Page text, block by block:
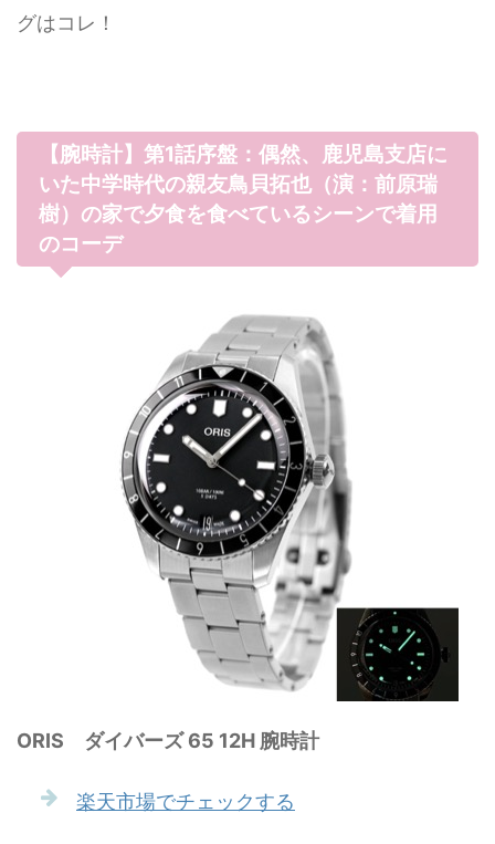
グはコレ！
【腕時計】第1話序盤：偶然、鹿児島支店に
いた中学時代の親友鳥貝拓也（演：前原瑞
樹）の家で夕食を食べているシーンで着用
のコーデ
ORIS ダイバーズ 65 12H 腕時計
楽天市場でチェックする